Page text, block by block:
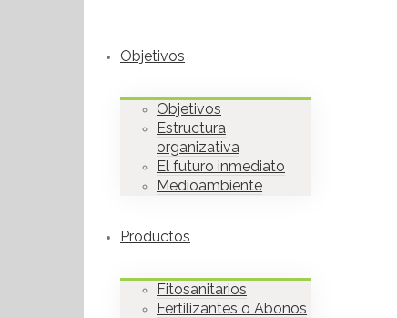
Objetivos
Objetivos
Estructura
organizativa
El futuro inmediato
Medioambiente
Productos
Fitosanitarios
Fertilizantes o Abonos